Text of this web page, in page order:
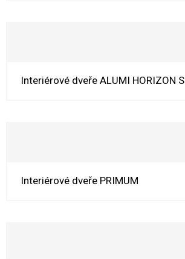
Interiérové dveře ALUMI HORIZON S
Interiérové dveře PRIMUM